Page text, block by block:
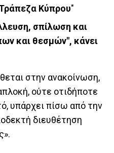
Κύπρου"
σπίλωση και
και θεσμών", κάνει
στην ανακοίνωση,
ούτε οτιδήποτε
υπάρχει πίσω από την
διευθέτηση